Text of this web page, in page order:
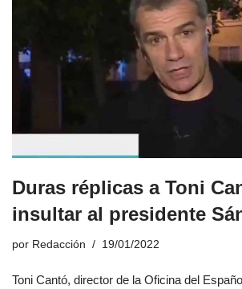
Duras réplicas a Toni
insultar al presidente
por Redacción 19/01/2022
Toni Cantó, director de la Oficina del